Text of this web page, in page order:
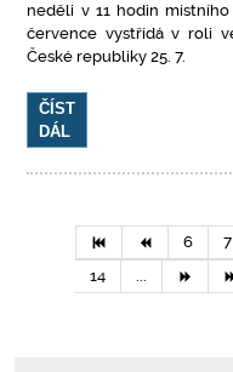
neděli v 11 hodin
července vystřídá v roli
České republiky 25. 7.
ČÍST
DÁL
6 7
14
...